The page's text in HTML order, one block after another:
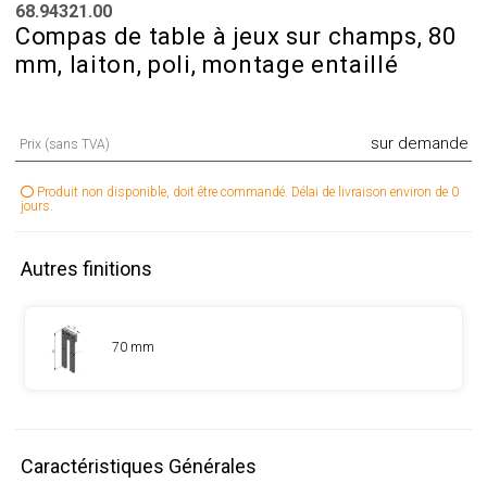
68.94321.00
Compas de table à jeux sur champs, 80
mm, laiton, poli, montage entaillé
Prix (sans TVA) sur demande
Produit non disponible, doit être commandé. Délai de livraison environ de 0
jours.
Autres finitions
70 mm
Caractéristiques Générales